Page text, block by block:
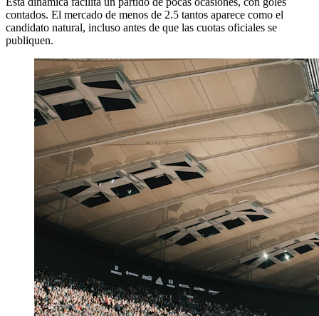
contados. El mercado de menos de 2.5 tantos aparece como el
candidato natural, incluso antes de que las cuotas oficiales se
publiquen.